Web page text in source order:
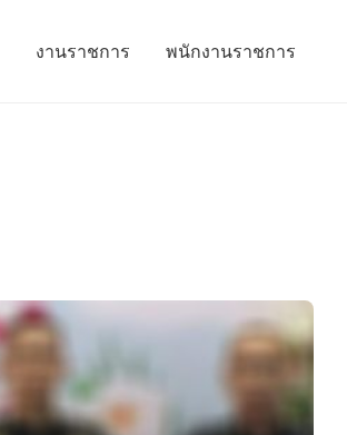
งานราชการ พนักงานราชการ